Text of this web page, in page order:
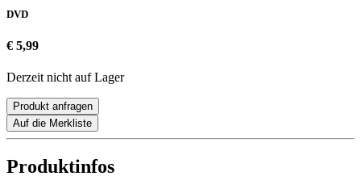
DVD
€ 5,99
Derzeit nicht auf Lager
Produkt anfragen
Auf die Merkliste
Produktinfos